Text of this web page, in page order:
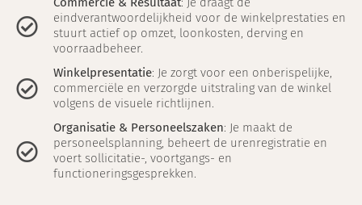
eindverantwoordelijkheid voor de winkelprestaties en
stuurt actief op omzet, loonkosten, derving en
voorraadbeheer.
Winkelpresentatie: Je zorgt voor een onberispelijke,
commerciële en verzorgde uitstraling van de winkel
volgens de visuele richtlijnen.
Organisatie & Personeelszaken: Je maakt de
personeelsplanning, beheert de urenregistratie en
voert sollicitatie-, voortgangs- en
functioneringsgesprekken.